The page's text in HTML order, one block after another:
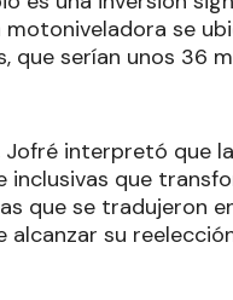
se
que serían unos 36
Jofré interpretó que
inclusivas que
que se tradujeron
alcanzar su